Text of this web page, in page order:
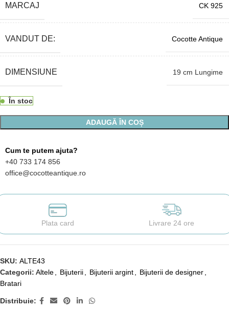
MARCAJ CK 925
VANDUT DE: Cocotte Antique
DIMENSIUNE 19 cm Lungime
În stoc
ADAUGĂ ÎN COȘ
Cum te putem ajuta?
+40 733 174 856
office@cocotteantique.ro
Plata card Livrare 24 ore
SKU: ALTE43
Categorii: Altele Bijuterii Bijuterii argint Bijuterii de designer
Bratari
Distribuie: